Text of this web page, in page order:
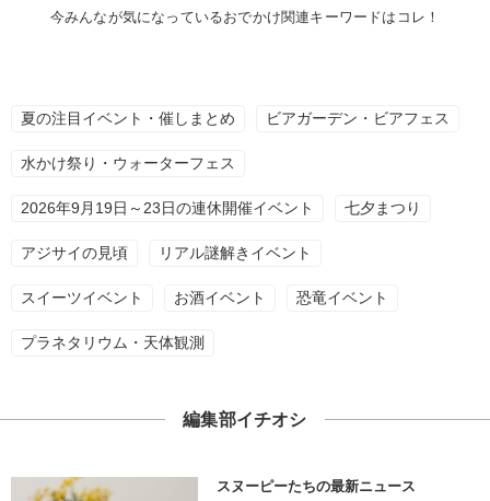
今みんなが気になっているおでかけ関連キーワードはコレ！
夏の注目イベント・催しまとめ ビアガーデン・ビアフェス
水かけ祭り・ウォーターフェス
2026年9月19日～23日の連休開催イベント 七夕まつり
アジサイの見頃 リアル謎解きイベント
スイーツイベント お酒イベント 恐竜イベント
プラネタリウム・天体観測
編集部イチオシ
スヌーピーたちの最新ニュース